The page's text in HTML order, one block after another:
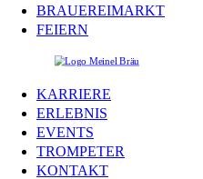
BRAUEREIMARKT
FEIERN
KARRIERE
ERLEBNIS
EVENTS
TROMPETER
KONTAKT